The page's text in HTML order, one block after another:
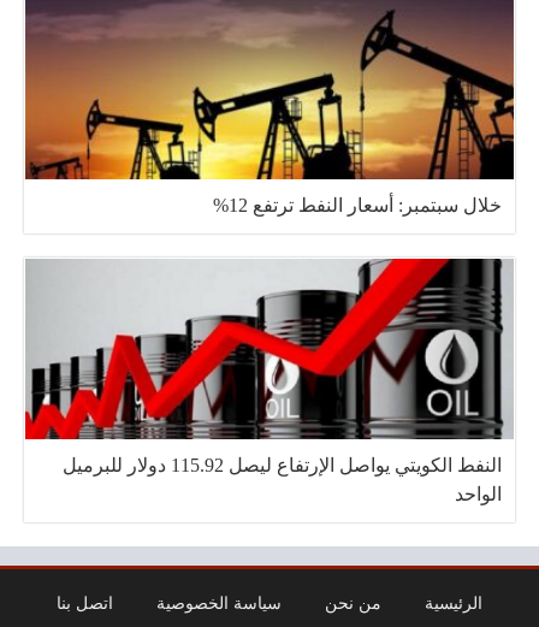
خلال سبتمبر: أسعار النفط ترتفع 12%
النفط الكويتي يواصل الإرتفاع ليصل 115.92 دولار للبرميل
الواحد
الرئيسية من نحن سياسة الخصوصية اتصل بنا